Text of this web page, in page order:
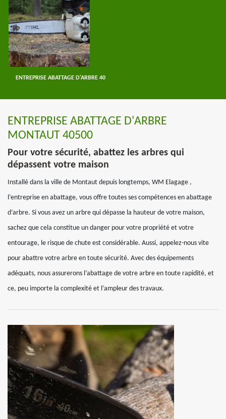
ENTREPRISE ABATTAGE D'ARBRE 40
ENTREPRISE ABATTAGE D'ARBRE
MONTAUT 40500
Pour votre sécurité, abattez les arbres qui
dépassent votre maison
Installé dans la ville de Montaut depuis longtemps, WM Elagage ,
l’entreprise en abattage, vous offre toutes ses compétences en abattage
d’arbre. Si vous avez un arbre qui dépasse la hauteur de votre maison,
sachez que cela constitue un danger pour votre propriété et votre
entourage, le risque de chute est considérable. Aussi, appelez-nous vite
pour abattre votre arbre en toute sécurité. Avec des équipements
adéquats, nous assurerons l’abattage de votre arbre en toute rapidité, et
ce, peu importe la complexité et l’ampleur des travaux.